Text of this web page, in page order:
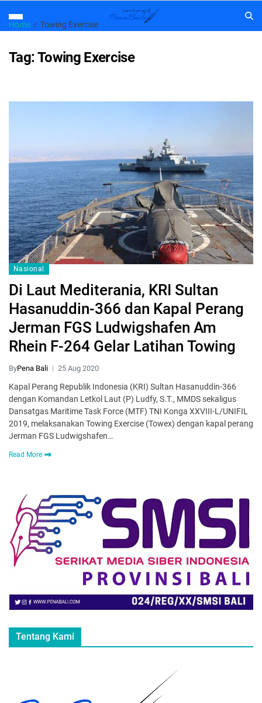
Home Towing Exercise
Tag:Towing Exercise
Nasional
Di Laut Mediterania, KRI Sultan
Hasanuddin-366 dan Kapal Perang
Jerman FGS Ludwigshafen Am
Rhein F-264 Gelar Latihan Towing
ByPena Bali 25 Aug 2020
Kapal Perang Republik Indonesia (KRI) Sultan Hasanuddin-366
dengan Komandan Letkol Laut (P) Ludfy, S.T., MMDS sekaligus
Dansatgas Maritime Task Force (MTF) TNI Konga XXVIII-L/UNIFIL
2019, melaksanakan Towing Exercise (Towex) dengan kapal perang
Jerman FGS Ludwigshafen…
Read More
Tentang Kami